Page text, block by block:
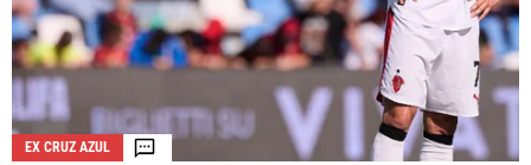
EX CRUZ AZUL